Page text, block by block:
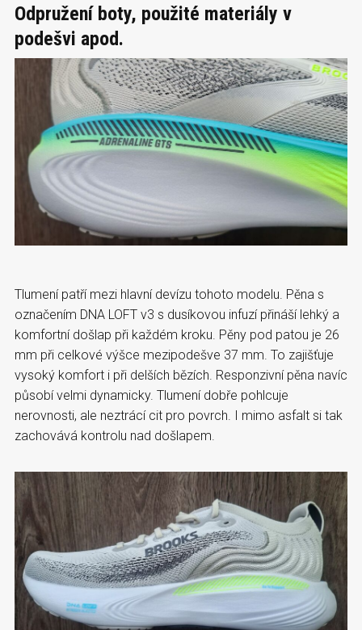
Odpružení boty, použité materiály v
podešvi apod.
Tlumení patří mezi hlavní devízu tohoto modelu. Pěna s
označením DNA LOFT v3 s dusíkovou infuzí přináší lehký a
komfortní došlap při každém kroku. Pěny pod patou je 26
mm při celkové výšce mezipodešve 37 mm. To zajišťuje
vysoký komfort i při delších bězích. Responzivní pěna navíc
působí velmi dynamicky. Tlumení dobře pohlcuje
nerovnosti, ale neztrácí cit pro povrch. I mimo asfalt si tak
zachovává kontrolu nad došlapem.